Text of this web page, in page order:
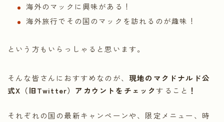
海外のマックに興味がある！
海外旅行でその国のマックを訪れるのが趣味！
という方もいらっしゃると思います。
そんな皆さんにおすすめなのが、 現地のマクドナルド公
式X（旧Twitter）アカウントをチェックすること ！
それぞれの国の最新キャンペーンや、限定メニュー、時